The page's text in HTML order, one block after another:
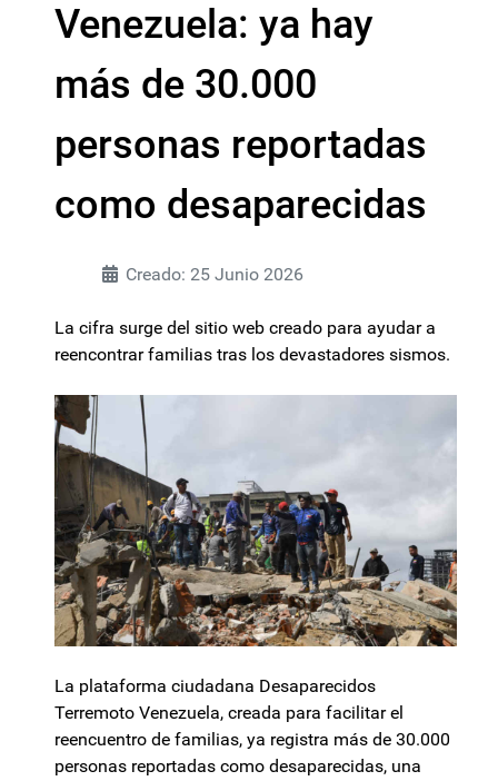
Venezuela: ya hay
más de 30.000
personas reportadas
como desaparecidas
Creado: 25 Junio 2026
La cifra surge del sitio web creado para ayudar a
reencontrar familias tras los devastadores sismos.
La plataforma ciudadana Desaparecidos
Terremoto Venezuela, creada para facilitar el
reencuentro de familias, ya registra más de 30.000
personas reportadas como desaparecidas, una